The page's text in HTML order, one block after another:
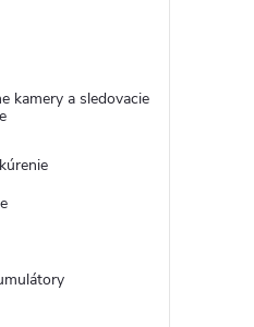
kamery a sledovacie